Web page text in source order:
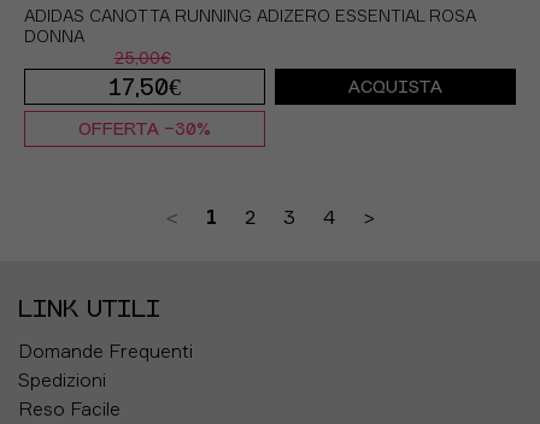
ADIDAS CANOTTA RUNNING ADIZERO ESSENTIAL ROSA
DONNA
25,00€
17,50€ ACQUISTA
OFFERTA -30%
< 1 2 3 4 >
LINK UTILI
Domande Frequenti
Spedizioni
Reso Facile